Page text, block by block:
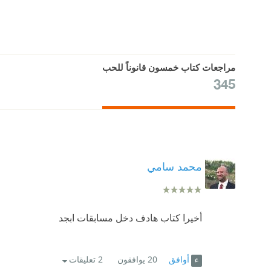
مراجعات كتاب خمسون قانوناً للحب
345
محمد سامي
أخيرا كتاب هادف دخل مسابقات ابجد
أوافق 20 يوافقون 2 تعليقات